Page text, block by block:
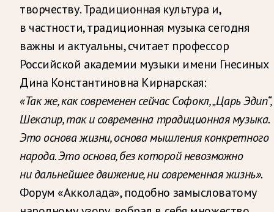
творчеству. Традиционная культура и,
в частности, традиционная музыка сегодня
важны и актуальны, считает профессор
Российской академии музыки имени Гнесиных
Дина Константиновна Кирнарская:
«Так же, как современен сейчас Софокл, „Царь Эдип“,
Шекспир, так и современна традиционная музыка.
Это основа жизни, основа мышления конкретного
народа. Это основа, без которой невозможно
ни дальнейшее движение, ни современная жизнь».
Форум «Акколада», подобно замысловатому